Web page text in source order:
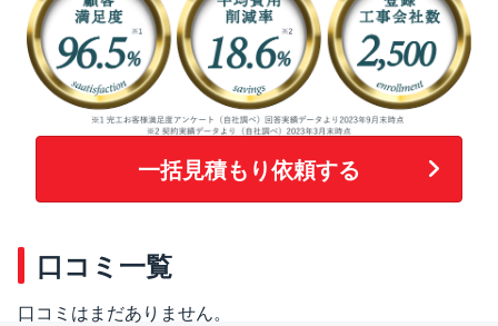
一括見積もり依頼する
口コミ一覧
口コミはまだありません。